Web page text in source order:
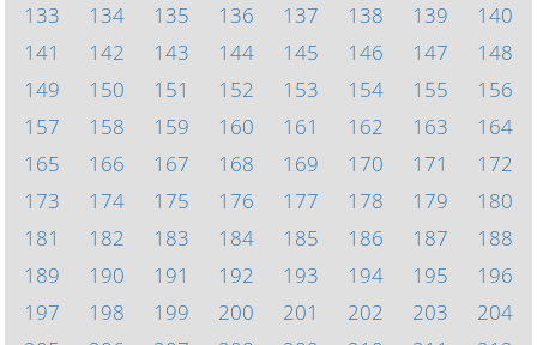
133
134 135 136 137 138 139
140
141
142 143 144 145 146 147
148
149
150 151 152 153 154 155
156
157
158 159 160 161 162 163
164
165
166 167 168 169 170 171
172
173
174 175 176 177 178 179
180
181
182 183 184 185 186 187
188
189
190 191 192 193 194 195
196
197
198 199 200 201 202 203
204